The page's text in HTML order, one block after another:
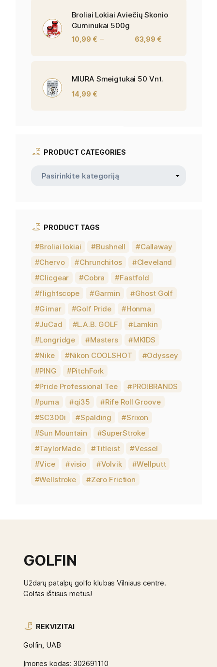
Broliai Lokiai Aviečių Skonio
Guminukai 500g
10,99 € – 63,99 €
MIURA Smeigtukai 50 Vnt.
14,99 €
PRODUCT CATEGORIES
PRODUCT TAGS
Broliai lokiai Bushnell
Callaway
Chervo
Chrunchitos
Cleveland
Clicgear
Cobra
Fastfold
flightscope
Garmin
Ghost Golf
Gimar
Golf Pride
Honma
JuCad
L.A.B. GOLF
Lamkin
Longridge
Masters
MKIDS
Nike
Nikon COOLSHOT
Odyssey
PING
PitchFork
Pride Professional Tee
PRO!BRANDS
puma
qi35
Rife Roll Groove
SC300i
Spalding
Srixon
Sun Mountain
SuperStroke
TaylorMade
Titleist
Vessel
Vice
visio Volvik
Wellputt
Wellstroke
Zero Friction
GOLFIN
Uždarų patalpų golfo klubas Vilniaus centre.
Golfas ištisus metus!
REKVIZITAI
Golfin, UAB
Įmonės kodas: 302691110